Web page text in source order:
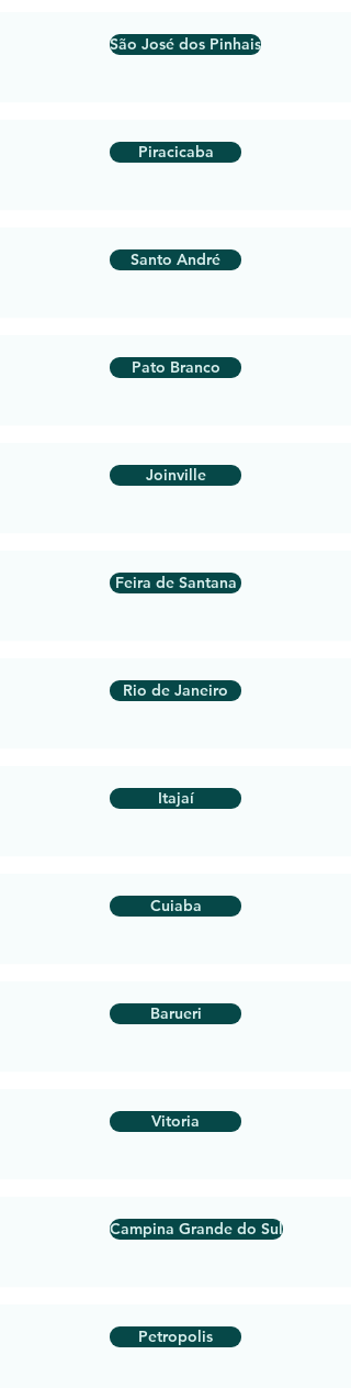
São José dos Pinhais
Piracicaba
Santo André
Pato Branco
Joinville
Feira de Santana
Rio de Janeiro
Itajaí
Cuiaba
Barueri
Vitoria
Campina Grande do Sul
Petropolis